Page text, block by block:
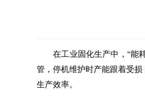
在工业固化生产中，“能耗
管，停机维护时产能跟着受
生产效率。